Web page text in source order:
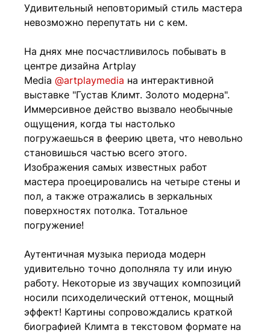
Удивительный неповторимый стиль мастера
невозможно перепутать ни с кем.
На днях мне посчастливилось побывать в
центре дизайна Artplay
Media @artplaymedia на интерактивной
выставке "Густав Климт. Золото модерна".
Иммерсивное действо вызвало необычные
ощущения, когда ты настолько
погружаешься в феерию цвета, что невольно
становишься частью всего этого.
Изображения самых известных работ
мастера проецировались на четыре стены и
пол, а также отражались в зеркальных
поверхностях потолка. Тотальное
погружение!
Аутентичная музыка периода модерн
удивительно точно дополняла ту или иную
работу. Некоторые из звучащих композиций
носили психоделический оттенок, мощный
эффект! Картины сопровождались краткой
биографией Климта в текстовом формате на